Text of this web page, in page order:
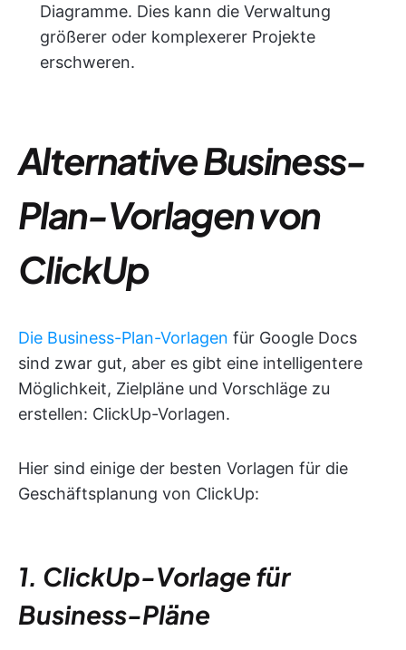
Diagramme. Dies kann die Verwaltung
größerer oder komplexerer Projekte
erschweren.
Alternative Business-
Plan-Vorlagen von
ClickUp
Die Business-Plan-Vorlagen für Google Docs
sind zwar gut, aber es gibt eine intelligentere
Möglichkeit, Zielpläne und Vorschläge zu
erstellen: ClickUp-Vorlagen.
Hier sind einige der besten Vorlagen für die
Geschäftsplanung von ClickUp:
1. ClickUp-Vorlage für
Business-Pläne